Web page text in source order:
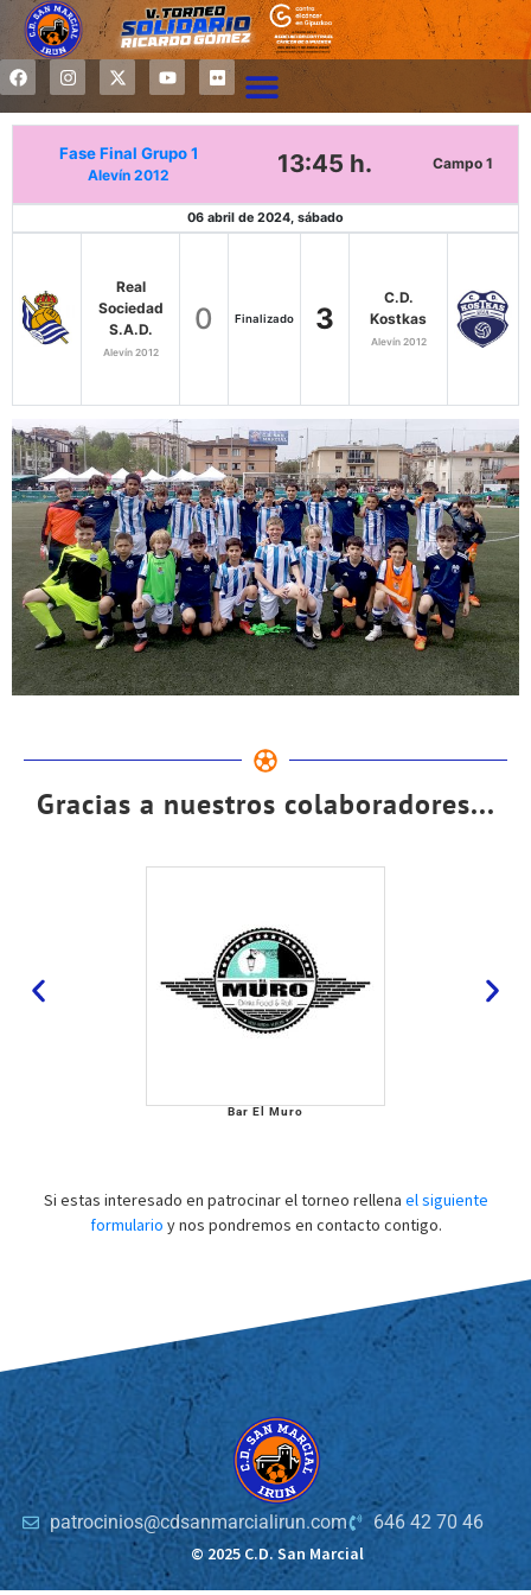
Fase Final Grupo 1
Alevín 2012 13:45 h. Campo 1
06 abril de 2024, sábado
Real
Sociedad
S.A.D.
Alevín 2012
0 Finalizado 3
C.D.
Kostkas
Alevín 2012
Gracias a nuestros colaboradores...
Bar El Muro
Si estas interesado en patrocinar el torneo rellena el siguiente
formulario y nos pondremos en contacto contigo.
patrocinios@cdsanmarcialirun.com
646 42 70 46
© 2025 C.D. San Marcial